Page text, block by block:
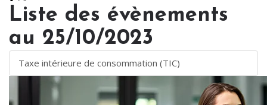
Liste des évènements
au 25/10/2023
Taxe intérieure de consommation (TIC)